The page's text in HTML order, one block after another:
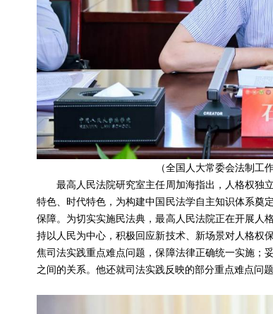
（全国人大常委会法制工
最高人民法院研究室主任周加海指出，人格权独
特色、时代特色，为构建中国民法学自主知识体系奠
保障。为切实实施民法典，最高人民法院正在开展人
持以人民为中心，积极回应新技术、新场景对人格权
焦司法实践重点难点问题，保障法律正确统一实施；
之间的关系。他还就司法实践反映的部分重点难点问题